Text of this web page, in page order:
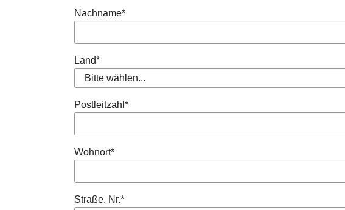
Nachname*
Land*
Postleitzahl *
Wohnort*
Straße. Nr.*